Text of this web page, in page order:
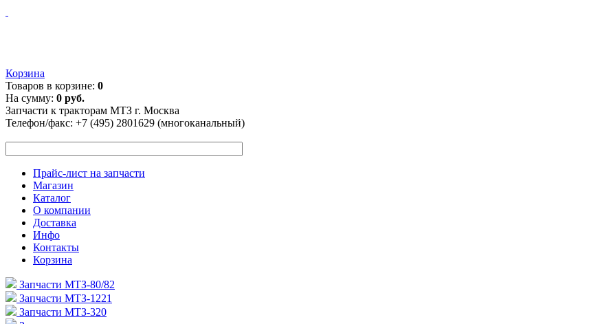
Корзина
Товаров в корзине: 0
На сумму: 0 руб.
Запчасти к тракторам МТЗ г. Москва
Телефон/факс: +7 (495) 2801629 (многоканальный)
Прайс-лист на запчасти
Магазин
Каталог
О компании
Доставка
Инфо
Контакты
Корзина
Запчасти МТЗ-80/82
Запчасти МТЗ-1221
Запчасти МТЗ-320